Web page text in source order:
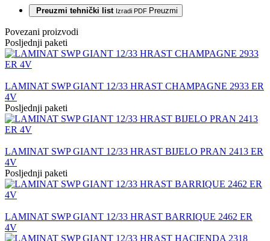
Preuzmi tehnički list Izradi PDF Preuzmi
Povezani proizvodi
Posljednji paketi
LAMINAT SWP GIANT 12/33 HRAST CHAMPAGNE 2933 ER
4V
Posljednji paketi
LAMINAT SWP GIANT 12/33 HRAST BIJELO PRAN 2413 ER
4V
Posljednji paketi
LAMINAT SWP GIANT 12/33 HRAST BARRIQUE 2462 ER
4V